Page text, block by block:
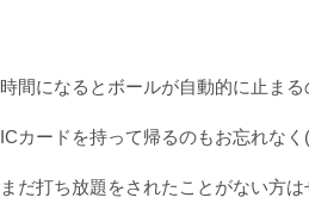
時間になるとボールが自動的に止まる
ICカードを持って帰るのもお忘れなく
まだ打ち放題をされたことがない方